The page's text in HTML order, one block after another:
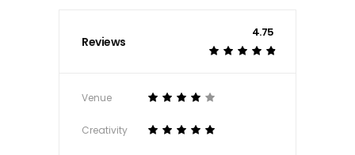
Reviews
4.75
Venue
Creativity